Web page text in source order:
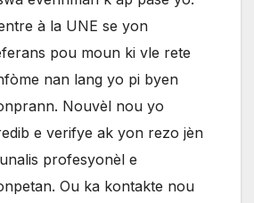
à la UNE se yon
pou moun ki vle rete
nan lang yo pi byen
Nouvèl nou yo
e verifye ak yon rezo jèn
profesyonèl e
Ou ka kontakte nou